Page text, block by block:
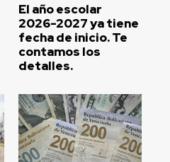
El año escolar
2026-2027 ya tiene
fecha de inicio. Te
contamos los
detalles.